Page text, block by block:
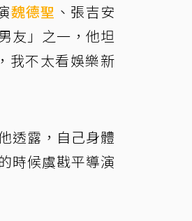
魏德聖 、張吉安
友」之一，他坦
我不太看娛樂新
透露，自己身體
時候虞戡平導演